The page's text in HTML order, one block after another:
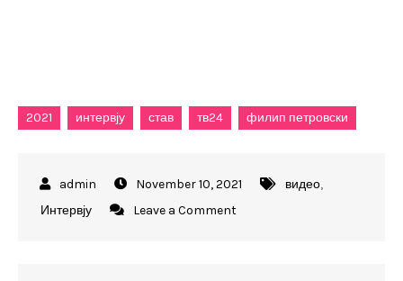
2021 интервју став тв24 филип петровски
November 10, 2021 видео,
Интервју
Leave a Comment